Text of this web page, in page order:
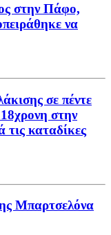
στην Πάφο,
να
σε πέντε
στην
καταδίκες
Μπαρτσελόνα